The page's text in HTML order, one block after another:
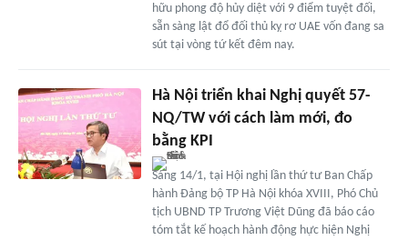
hữu phong độ hủy diệt với 9 điểm tuyệt đối,
sẵn sàng lật đổ đối thủ kỵ rơ UAE vốn đang sa
sút tại vòng tứ kết đêm nay.
Hà Nội triển khai Nghị quyết 57-
NQ/TW với cách làm mới, đo
bằng KPI
Sáng 14/1, tại Hội nghị lần thứ tư Ban Chấp
hành Đảng bộ TP Hà Nội khóa XVIII, Phó Chủ
tịch UBND TP Trương Việt Dũng đã báo cáo
tóm tắt kế hoạch hành động hực hiện Nghị